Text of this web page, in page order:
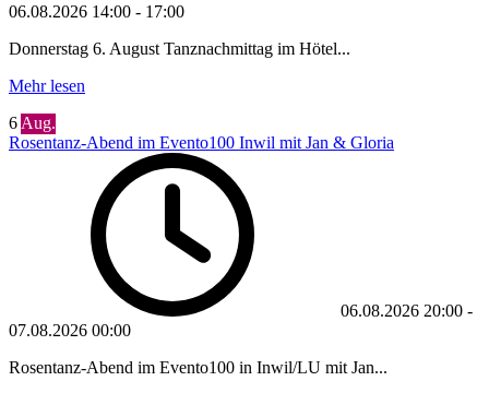
06.08.2026 14:00 - 17:00
Donnerstag 6. August Tanznachmittag im Hötel...
Mehr lesen
6 Aug.
Rosentanz-Abend im Evento100 Inwil mit Jan & Gloria
06.08.2026 20:00 -
07.08.2026 00:00
Rosentanz-Abend im Evento100 in Inwil/LU mit Jan...